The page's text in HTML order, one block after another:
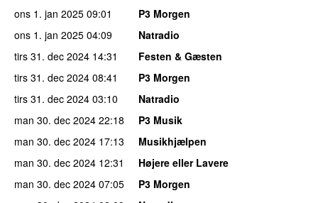
ons 1. jan 2025 09:01
P3 Morgen
ons 1. jan 2025 04:09
Natradio
tirs 31. dec 2024 14:31
Festen & Gæsten
tirs 31. dec 2024 08:41
P3 Morgen
tirs 31. dec 2024 03:10
Natradio
man 30. dec 2024 22:18
P3 Musik
man 30. dec 2024 17:13
Musikhjælpen
man 30. dec 2024 12:31
Højere eller Lavere
man 30. dec 2024 07:05
P3 Morgen